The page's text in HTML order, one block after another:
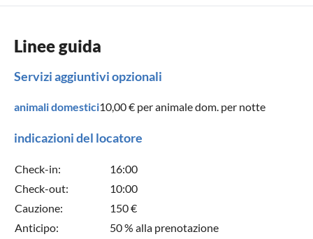
Linee guida
Servizi aggiuntivi opzionali
animali domestici10,00 € per animale dom. per notte
indicazioni del locatore
Check-in:
16:00
Check-out:
10:00
Cauzione:
150 €
Anticipo:
50 % alla prenotazione